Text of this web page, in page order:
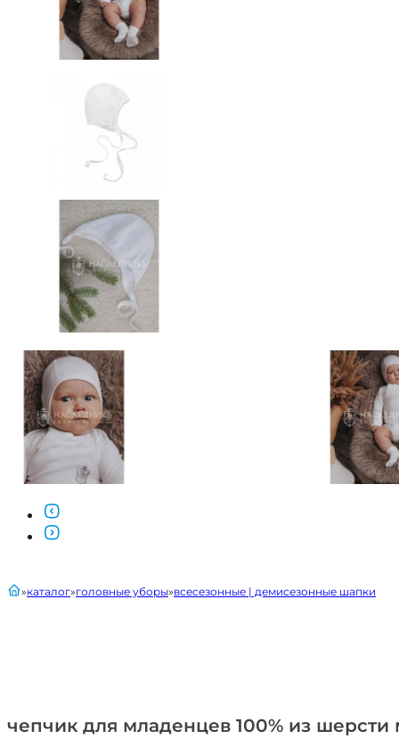
чепчик для младенцев 100% из
главнаякаталог головные уборы всесезонные | демисезонные шапки